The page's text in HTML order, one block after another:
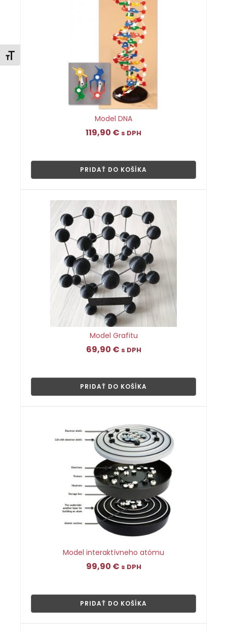
Zmeniť veľkosť písma
Model DNA
119,90 € s DPH
PRIDAŤ DO KOŠÍKA
Model Grafitu
69,90 € s DPH
PRIDAŤ DO KOŠÍKA
Model interaktívneho atómu
99,90 € s DPH
PRIDAŤ DO KOŠÍKA